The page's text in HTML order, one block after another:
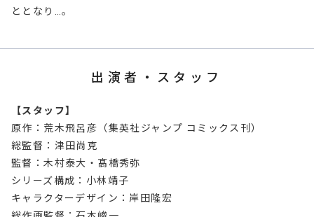
ととなり…。
出演者・スタッフ
【スタッフ】
原作：荒木飛呂彦（集英社ジャンプ コミックス刊）
総監督：津田尚克
監督：木村泰大・髙橋秀弥
シリーズ構成：小林靖子
キャラクターデザイン：岸田隆宏